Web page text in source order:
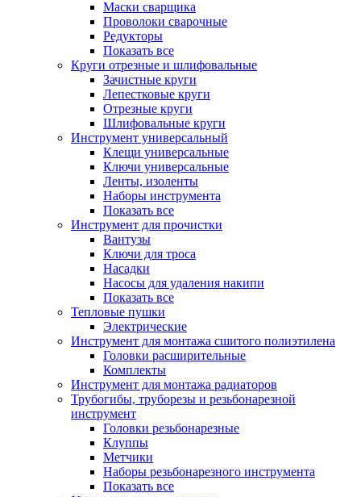
Маски сварщика
Проволоки сварочные
Редукторы
Показать все
Круги отрезные и шлифовальные
Зачистные круги
Лепестковые круги
Отрезные круги
Шлифовальные круги
Инструмент универсальный
Клещи универсальные
Ключи универсальные
Ленты, изоленты
Наборы инструмента
Показать все
Инструмент для прочистки
Вантузы
Ключи для троса
Насадки
Насосы для удаления накипи
Показать все
Тепловые пушки
Электрические
Инструмент для монтажа сшитого полиэтилена
Головки расширительные
Комплекты
Инструмент для монтажа радиаторов
Трубогибы, труборезы и резьбонарезной
инструмент
Головки резьбонарезные
Клуппы
Метчики
Наборы резьбонарезного инструмента
Показать все